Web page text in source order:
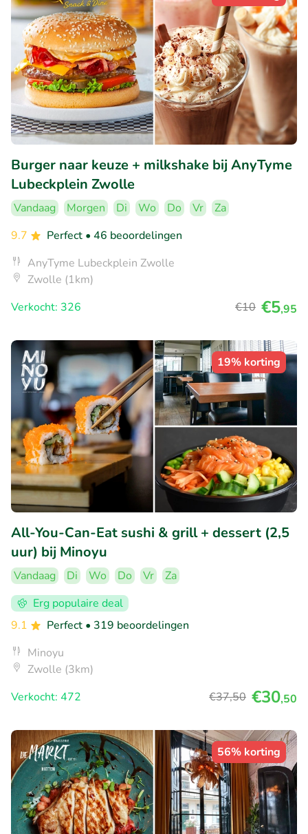
Burger naar keuze + milkshake bij AnyTyme
Lubeckplein Zwolle
Vandaag Morgen Di Wo Do Vr
Za
9.7
Perfect • 46 beoordelingen
AnyTyme Lubeckplein Zwolle
Zwolle (1km)
Verkocht: 326
€10 €5,95
19% korting
All-You-Can-Eat sushi & grill + dessert (2,5
uur) bij Minoyu
Vandaag Di Wo Do Vr
Za
Erg populaire deal
9.1
Perfect • 319 beoordelingen
Minoyu
Zwolle (3km)
Verkocht: 472
€37,50 €30,50
56% korting